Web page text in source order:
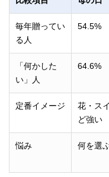
毎年贈ってい
る人
54.5%
「何かした
い」人
64.6%
定番イメージ
花・ス
ど強い
悩み 何を選